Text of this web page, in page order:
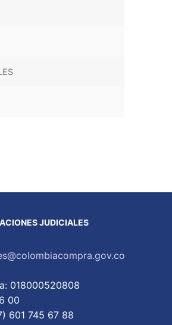
JUDICIALES
018000520808
00
601 745 67 88